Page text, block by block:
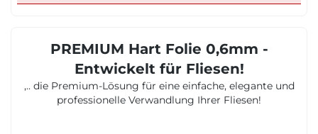
PREMIUM Hart Folie 0,6mm -
Entwickelt für Fliesen!
,.. die Premium-Lösung für eine einfache, elegante und
professionelle Verwandlung Ihrer Fliesen!